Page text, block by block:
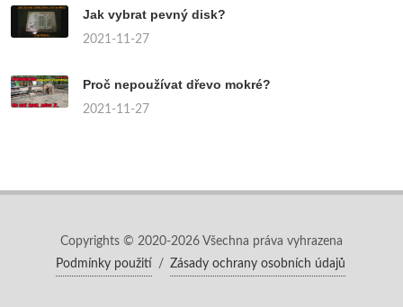
Jak vybrat pevný disk?
2021-11-27
Proč nepoužívat dřevo mokré?
2021-11-27
Copyrights © 2020-2026 Všechna práva vyhrazena
Podmínky použití
/ Zásady ochrany osobních údajů